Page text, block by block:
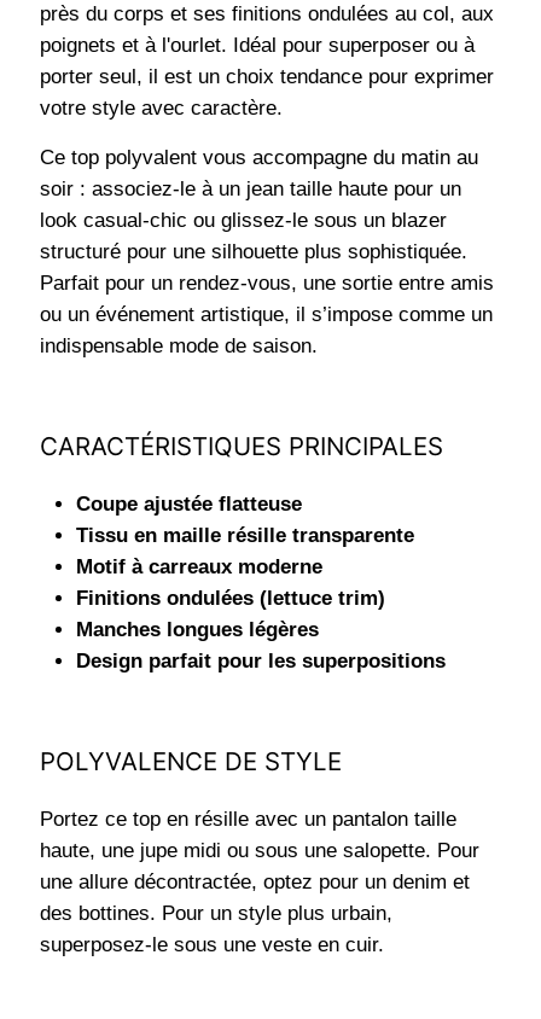
près du corps et ses finitions ondulées au col, aux
poignets et à l'ourlet. Idéal pour superposer ou à
porter seul, il est un choix tendance pour exprimer
votre style avec caractère.
Ce top polyvalent vous accompagne du matin au
soir : associez-le à un jean taille haute pour un
look casual-chic ou glissez-le sous un blazer
structuré pour une silhouette plus sophistiquée.
Parfait pour un rendez-vous, une sortie entre amis
ou un événement artistique, il s’impose comme un
indispensable mode de saison.
CARACTÉRISTIQUES PRINCIPALES
Coupe ajustée flatteuse
Tissu en maille résille transparente
Motif à carreaux moderne
Finitions ondulées (lettuce trim)
Manches longues légères
Design parfait pour les superpositions
POLYVALENCE DE STYLE
Portez ce top en résille avec un pantalon taille
haute, une jupe midi ou sous une salopette. Pour
une allure décontractée, optez pour un denim et
des bottines. Pour un style plus urbain,
superposez-le sous une veste en cuir.